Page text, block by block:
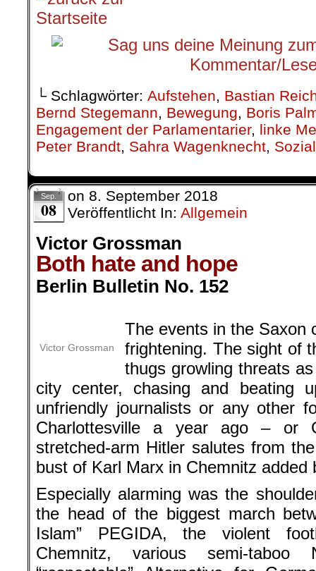
└ Schlagwörter: Aufstehen, Bastian
Bernd Stegemann, Bewegung, Boris
Engagement der Parlamentarier, linke
Peter Brandt, Sahra Wagenknecht,
Sep.
08
on 8. September 2018
Veröffentlicht In: Allgemein
Victor Grossman
Both hate and hope
Berlin Bulletin No. 152
Victor Grossman
The events in the Saxon
frightening. The sight of
thugs growling threats
city center, chasing and beating
unfriendly journalists or any other
Charlottesville a year ago – or
stretched-arm Hitler salutes from
bust of Karl Marx in Chemnitz added
Especially alarming was the
the head of the biggest march
Islam” PEGIDA, the violent
Chemnitz, various semi-